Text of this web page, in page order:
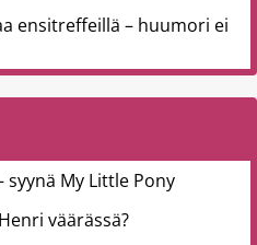
ensitreffeillä – huumori ei
syynä My Little Pony
väärässä?